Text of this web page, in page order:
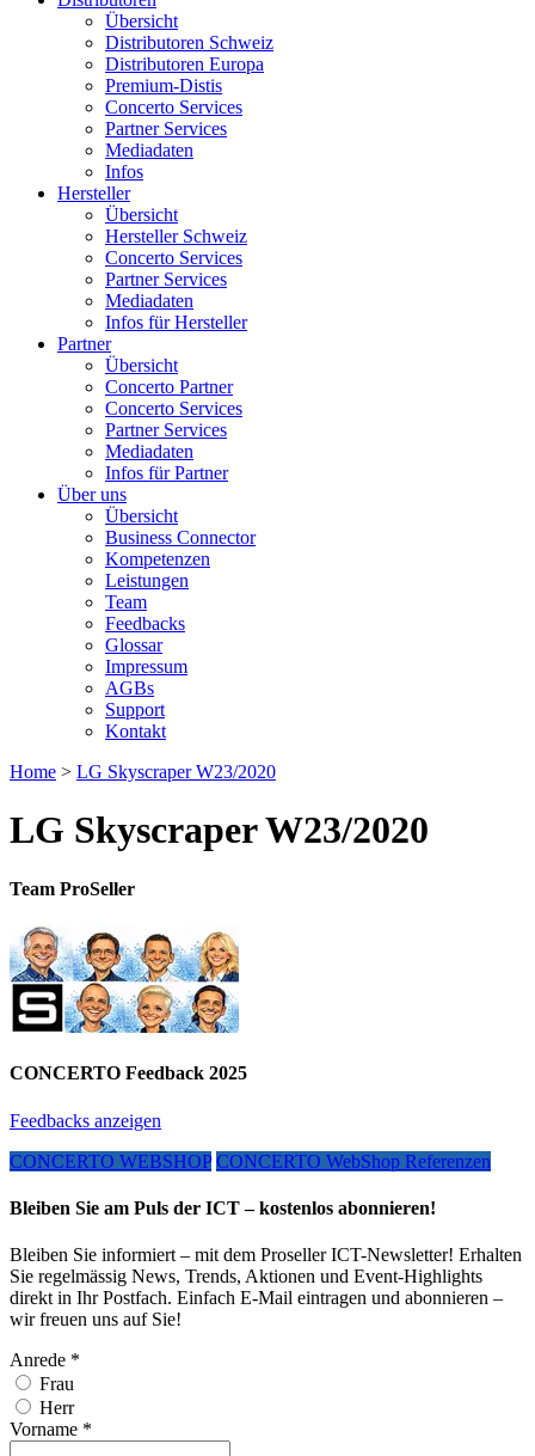
Übersicht
Distributoren Schweiz
Distributoren Europa
Premium-Distis
Concerto Services
Partner Services
Mediadaten
Infos
Hersteller
Übersicht
Hersteller Schweiz
Concerto Services
Partner Services
Mediadaten
Infos für Hersteller
Partner
Übersicht
Concerto Partner
Concerto Services
Partner Services
Mediadaten
Infos für Partner
Über uns
Übersicht
Business Connector
Kompetenzen
Leistungen
Team
Feedbacks
Glossar
Impressum
AGBs
Support
Kontakt
Home > LG Skyscraper W23/2020
LG Skyscraper W23/2020
Team ProSeller
CONCERTO Feedback 2025
Feedbacks anzeigen
CONCERTO WEBSHOP CONCERTO WebShop Referenzen
Bleiben Sie am Puls der ICT – kostenlos abonnieren!
Bleiben Sie informiert – mit dem Proseller ICT-Newsletter! Erhalten
Sie regelmässig News, Trends, Aktionen und Event-Highlights
direkt in Ihr Postfach. Einfach E-Mail eintragen und abonnieren –
wir freuen uns auf Sie!
Anrede *
Frau
Herr
Vorname *